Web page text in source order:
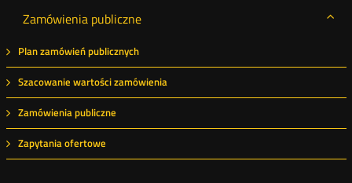
Zamówienia publiczne
Plan zamówień publicznych
Szacowanie wartości zamówienia
Zamówienia publiczne
Zapytania ofertowe